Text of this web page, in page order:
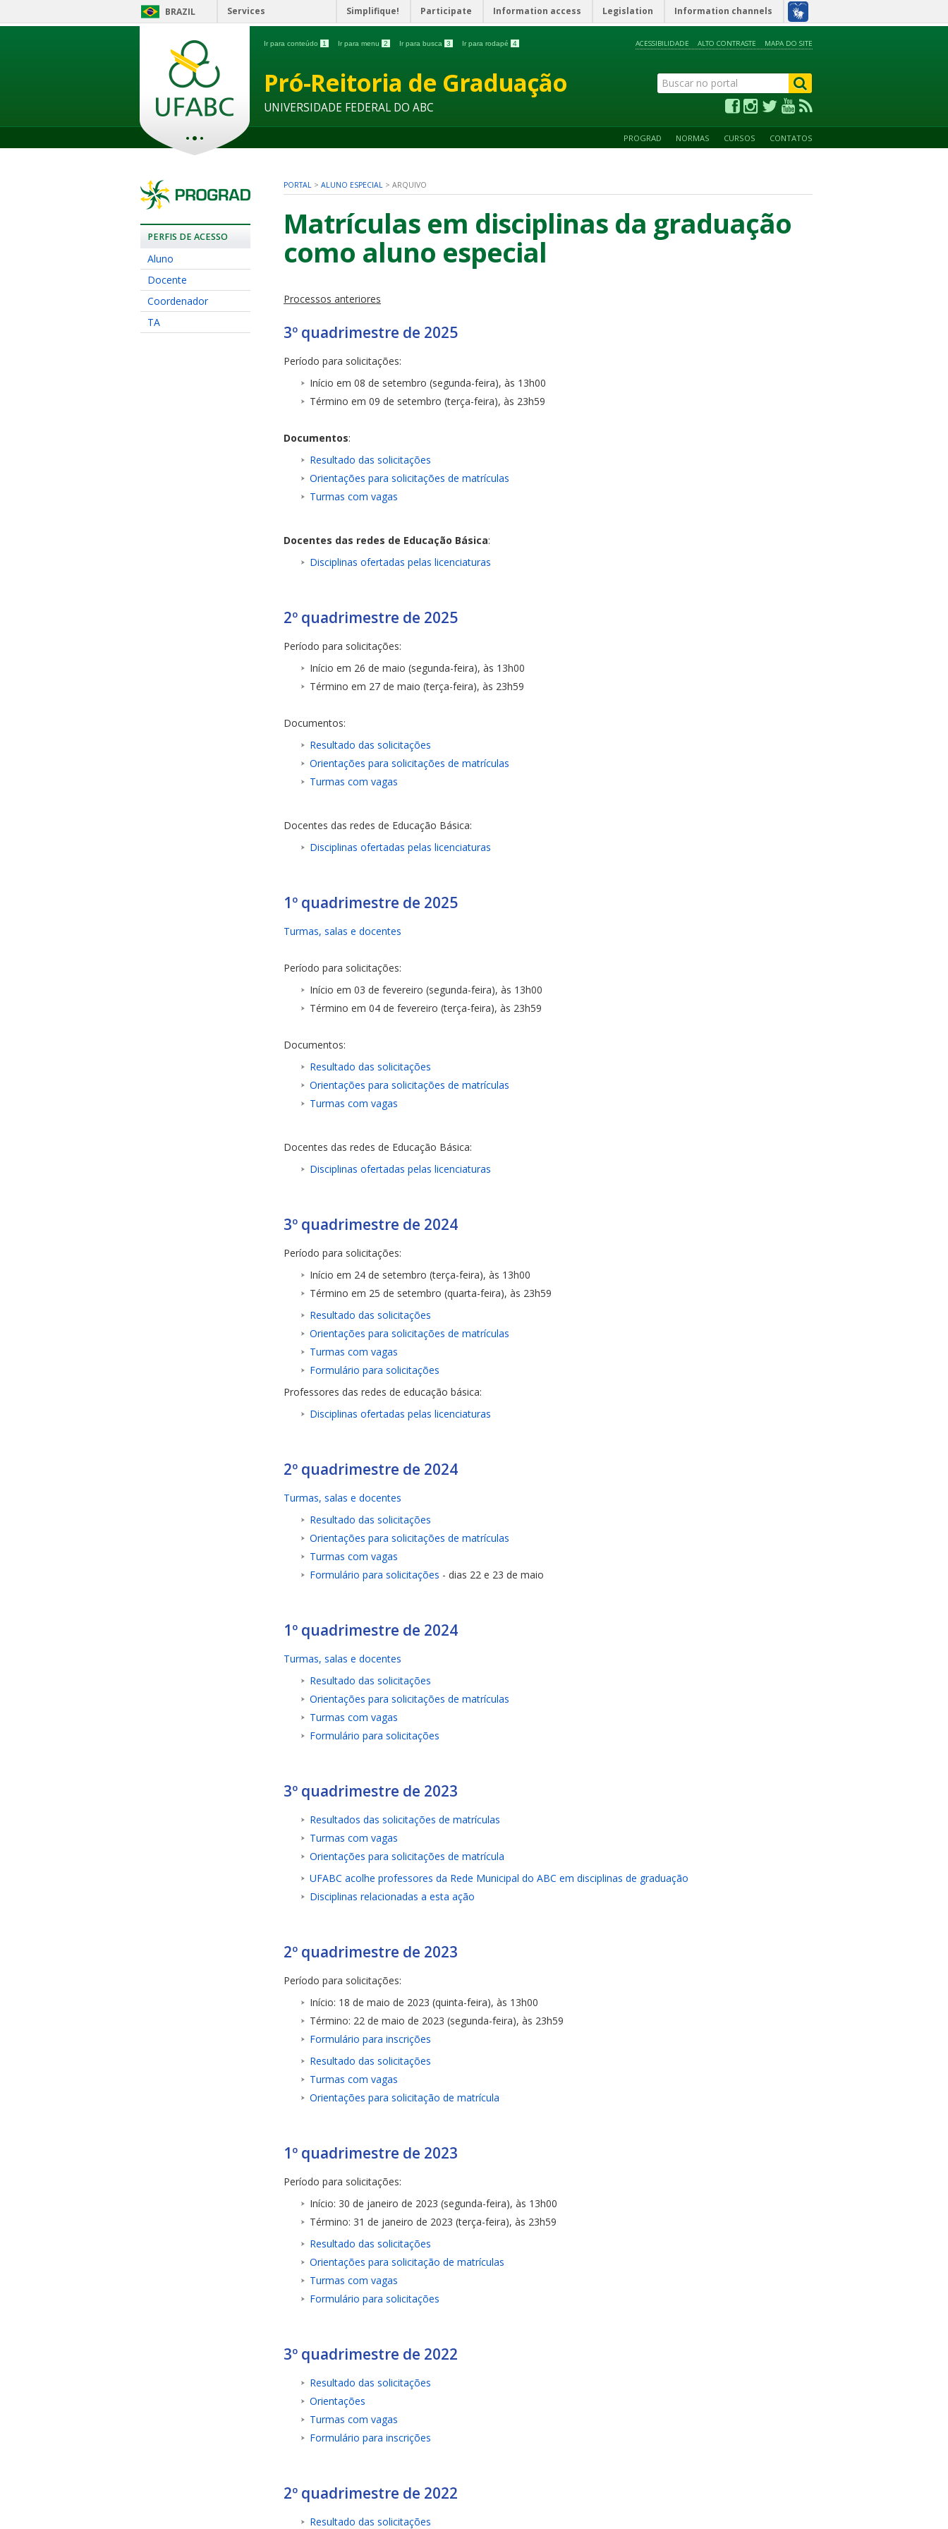
BRAZIL Services Simplifique! Participate Information access Legislation Information channels
Ir para conteúdo 1 Ir para menu 2 Ir para busca 3 Ir para rodapé 4 ACESSIBILIDADE ALTO CONTRASTE MAPA DO SITE
Pró-Reitoria de Graduação
UNIVERSIDADE FEDERAL DO ABC
PROGRAD NORMAS CURSOS CONTATOS
PERFIS DE ACESSO
Aluno
Docente
Coordenador
TA
PORTAL > ALUNO ESPECIAL > ARQUIVO
Matrículas em disciplinas da graduação
como aluno especial
Processos anteriores
3º quadrimestre de 2025
Período para solicitações:
Início em 08 de setembro (segunda-feira), às 13h00
Término em 09 de setembro (terça-feira), às 23h59
Documentos:
Resultado das solicitações
Orientações para solicitações de matrículas
Turmas com vagas
Docentes das redes de Educação Básica:
Disciplinas ofertadas pelas licenciaturas
2º quadrimestre de 2025
Período para solicitações:
Início em 26 de maio (segunda-feira), às 13h00
Término em 27 de maio (terça-feira), às 23h59
Documentos:
Resultado das solicitações
Orientações para solicitações de matrículas
Turmas com vagas
Docentes das redes de Educação Básica:
Disciplinas ofertadas pelas licenciaturas
1º quadrimestre de 2025
Turmas, salas e docentes
Período para solicitações:
Início em 03 de fevereiro (segunda-feira), às 13h00
Término em 04 de fevereiro (terça-feira), às 23h59
Documentos:
Resultado das solicitações
Orientações para solicitações de matrículas
Turmas com vagas
Docentes das redes de Educação Básica:
Disciplinas ofertadas pelas licenciaturas
3º quadrimestre de 2024
Período para solicitações:
Início em 24 de setembro (terça-feira), às 13h00
Término em 25 de setembro (quarta-feira), às 23h59
Resultado das solicitações
Orientações para solicitações de matrículas
Turmas com vagas
Formulário para solicitações
Professores das redes de educação básica:
Disciplinas ofertadas pelas licenciaturas
2º quadrimestre de 2024
Turmas, salas e docentes
Resultado das solicitações
Orientações para solicitações de matrículas
Turmas com vagas
Formulário para solicitações - dias 22 e 23 de maio
1º quadrimestre de 2024
Turmas, salas e docentes
Resultado das solicitações
Orientações para solicitações de matrículas
Turmas com vagas
Formulário para solicitações
3º quadrimestre de 2023
Resultados das solicitações de matrículas
Turmas com vagas
Orientações para solicitações de matrícula
UFABC acolhe professores da Rede Municipal do ABC em disciplinas de graduação
Disciplinas relacionadas a esta ação
2º quadrimestre de 2023
Período para solicitações:
Início: 18 de maio de 2023 (quinta-feira), às 13h00
Término: 22 de maio de 2023 (segunda-feira), às 23h59
Formulário para inscrições
Resultado das solicitações
Turmas com vagas
Orientações para solicitação de matrícula
1º quadrimestre de 2023
Período para solicitações:
Início: 30 de janeiro de 2023 (segunda-feira), às 13h00
Término: 31 de janeiro de 2023 (terça-feira), às 23h59
Resultado das solicitações
Orientações para solicitação de matrículas
Turmas com vagas
Formulário para solicitações
3º quadrimestre de 2022
Resultado das solicitações
Orientações
Turmas com vagas
Formulário para inscrições
2º quadrimestre de 2022
Resultado das solicitações